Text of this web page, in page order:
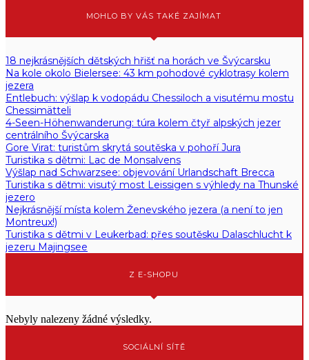
MOHLO BY VÁS TAKÉ ZAJÍMAT
18 nejkrásnějších dětských hřišť na horách ve Švýcarsku
Na kole okolo Bielersee: 43 km pohodové cyklotrasy kolem
jezera
Entlebuch: výšlap k vodopádu Chessiloch a visutému mostu
Chessimätteli
4-Seen-Höhenwanderung: túra kolem čtyř alpských jezer
centrálního Švýcarska
Gore Virat: turistům skrytá soutěska v pohoří Jura
Turistika s dětmi: Lac de Monsalvens
Výšlap nad Schwarzsee: objevování Urlandschaft Brecca
Turistika s dětmi: visutý most Leissigen s výhledy na Thunské
jezero
Nejkrásnější místa kolem Ženevského jezera (a není to jen
Montreux!)
Turistika s dětmi v Leukerbad: přes soutěsku Dalaschlucht k
jezeru Majingsee
Z E-SHOPU
Nebyly nalezeny žádné výsledky.
SOCIÁLNÍ SÍTĚ